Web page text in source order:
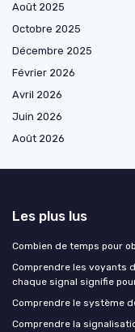
Août 2025
Octobre 2025
Décembre 2025
Février 2026
Avril 2026
Juin 2026
Août 2026
Les plus lus
Combien de temps pour
Comprendre les voyants
chaque signal signifie
Comprendre le système
Comprendre la